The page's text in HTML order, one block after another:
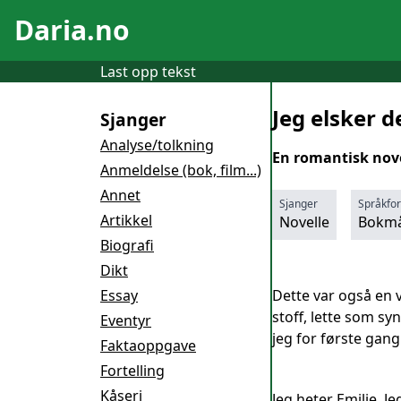
Daria.no
Last opp tekst
Sjanger
Analyse/tolkning
Anmeldelse (bok, film...)
Annet
Artikkel
Biografi
Dikt
Essay
Eventyr
Faktaoppgave
Fortelling
Kåseri
Jeg elsker
En romantisk
Sjanger
Novelle
Dette var også en
stoff, lette som
jeg for første